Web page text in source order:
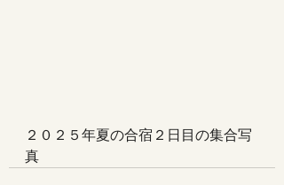
２０２５年夏の合宿２日目の集合写
真